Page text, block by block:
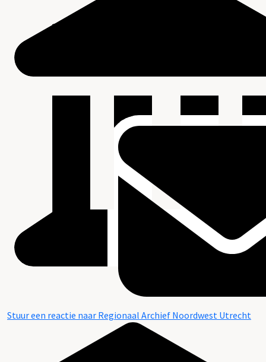
Stuur een reactie naar Regionaal Archief Noordwest Utrecht